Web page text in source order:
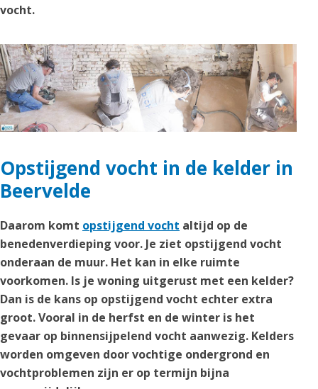
vocht.
Opstijgend vocht in de kelder in
Beervelde
Daarom komt opstijgend vocht altijd op de
benedenverdieping voor. Je ziet opstijgend vocht
onderaan de muur. Het kan in elke ruimte
voorkomen. Is je woning uitgerust met een kelder?
Dan is de kans op opstijgend vocht echter extra
groot. Vooral in de herfst en de winter is het
gevaar op binnensijpelend vocht aanwezig. Kelders
worden omgeven door vochtige ondergrond en
vochtproblemen zijn er op termijn bijna